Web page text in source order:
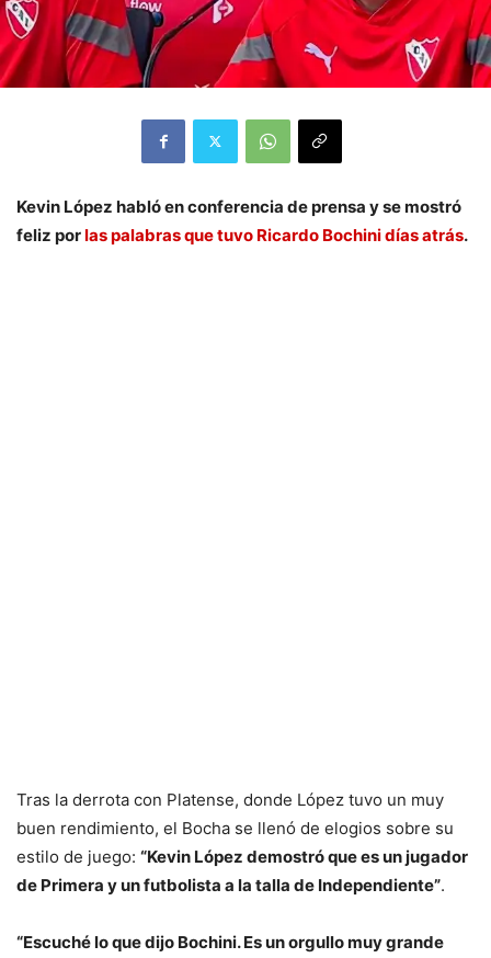
Kevin López habló en conferencia de prensa y se mostró
feliz porlas palabras que tuvo Ricardo Bochini días atrás.
Tras la derrota con Platense, donde López tuvo un muy
buen rendimiento, el Bocha se llenó de elogios sobre su
estilo de juego: “Kevin López demostró que es un jugador
de Primera y un futbolista a la talla de Independiente”.
“Escuché lo que dijo Bochini. Es un orgullo muy grande